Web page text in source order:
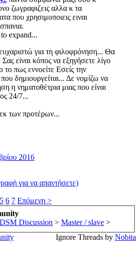
ζωγραφιζεις αλλα κ τα
που χρησιμοποιεις ειναι
expand...
για τη φιλοφρόνηση... Θα
είναι κόπος να εξηγήσετε λίγο
το πως εννοείτε Εσείς την
δημιουργείται... Δε νομίζω να
η νηματοθέτρια μιας που είναι
24/7...
των προτέρων...
2016
για να απαντήσετε)
5 6 7 Επόμενη >
Discussion > Master / slave >
Ignore Threads by Nobita